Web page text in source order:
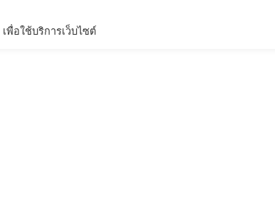
เพื่อใช้บริการเว็บไซต์